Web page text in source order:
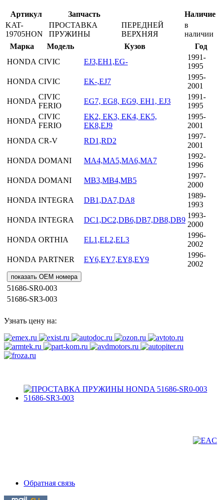
Артикул Запчасть
Наличие
KAT-
19705HON
ПРОСТАВКА
ПРУЖИНЫ
ПЕРЕДНЕЙ
ВЕРХНЯЯ
в
наличии
Марка
Модель Кузов
Год
HONDA CIVIC EJ3,EH1,EG-
1991-
1995
HONDA CIVIC EK-,EJ7
1995-
2001
HONDA
CIVIC
FERIO
EG7, EG8, EG9, EH1, EJ3
1991-
1995
HONDA
CIVIC
FERIO
EK2, EK3, EK4, EK5,
EK8,EJ9
1995-
2001
HONDA CR-V RD1,RD2
1997-
2001
HONDA DOMANI MA4,MA5,MA6,MA7
1992-
1996
HONDA DOMANI MB3,MB4,MB5
1997-
2000
HONDA INTEGRA DB1,DA7,DA8
1989-
1993
HONDA INTEGRA DC1,DC2,DB6,DB7,DB8,DB9
1993-
2000
HONDA ORTHIA EL1,EL2,EL3
1996-
2002
HONDA PARTNER EY6,EY7,EY8,EY9
1996-
2002
показать OEM номера
51686-SR0-003
51686-SR3-003
Узнать цену на:
Обратная связь